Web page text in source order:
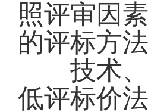
照评审因
的评标方法
技术、
低评标价法